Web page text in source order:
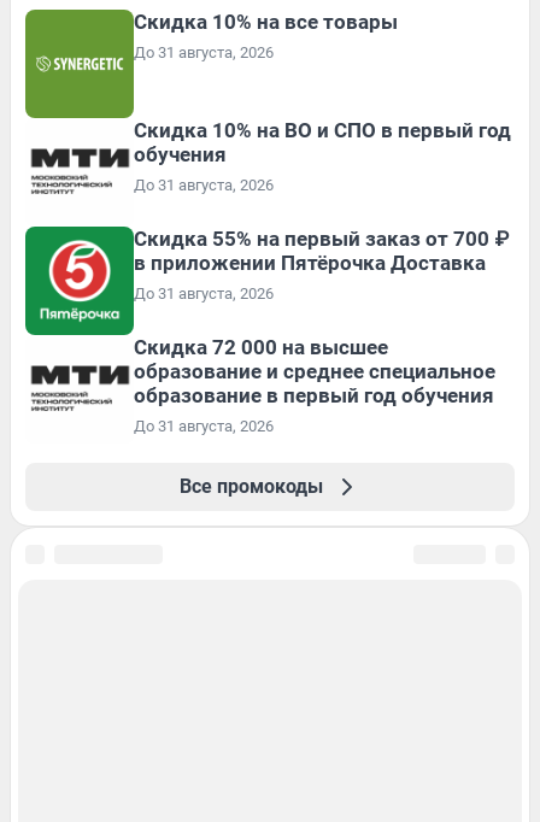
Скидка 10% на все товары
До 31 августа, 2026
Скидка 10% на ВО и СПО в первый год
обучения
До 31 августа, 2026
Скидка 55% на первый заказ от 700 ₽
в приложении Пятёрочка Доставка
До 31 августа, 2026
Скидка 72 000 на высшее
образование и среднее специальное
образование в первый год обучения
До 31 августа, 2026
Все промокоды